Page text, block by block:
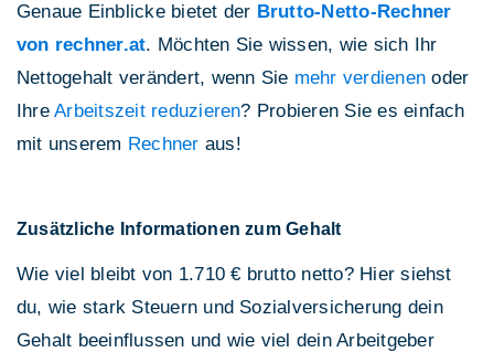
Genaue Einblicke bietet der Brutto-Netto-Rechner
von rechner.at. Möchten Sie wissen, wie sich Ihr
Nettogehalt verändert, wenn Sie mehr verdienen oder
IhreArbeitszeit reduzieren? Probieren Sie es einfach
mit unserem Rechner aus!
Zusätzliche Informationen zum Gehalt
Wie viel bleibt von 1.710 € brutto netto? Hier siehst
du, wie stark Steuern und Sozialversicherung dein
Gehalt beeinflussen und wie viel dein Arbeitgeber